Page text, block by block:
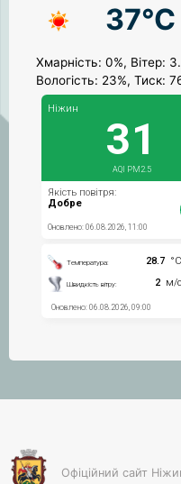
37°C
Хмарність: 0%, Вітер:
Вологість: 23%, Тиск:
Офіційний сайт